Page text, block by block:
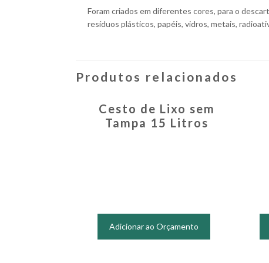
Foram criados em diferentes cores, para o
resíduos plásticos, papéis, vidros, metais,
Produtos relacionados
Cesto de Lixo sem
Tampa 15 Litros
Adicionar ao Orçamento